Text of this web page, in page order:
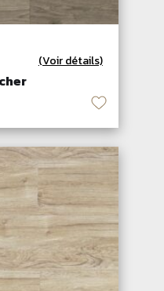
(Voir détails)
♡